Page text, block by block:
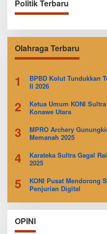
Politik Terbaru
Olahraga Terbaru
1
BPBD Kolut Tundukkan
II 2026
2
Ketua Umum KONI
Konawe Utara
3
MPRO Archery
Memanah 2025
4
Karateka Sultra Gagal
2025
5
KONI Pusat Mendorong
Penjurian Digital
OPINI